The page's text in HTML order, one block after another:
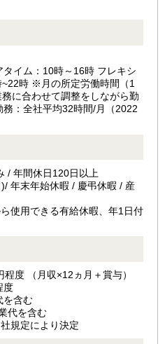
イム：10時～16時 フレキシ
時 ※月の所定労働時間（1
に合わせて調整をしながら勤
：全社平均32時間/月（2022
/ 年間休日120日以上
年末年始休暇 / 慶弔休暇 / 産
使用できる有給休暇、年1日付
度 （月収×12ヵ月＋賞与）
度
を含む
代を含む
規定により決定